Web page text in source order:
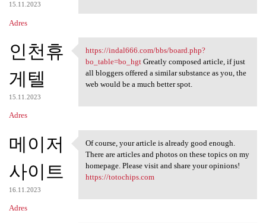
15.11.2023
Adres
인천휴
게텔
15.11.2023
Adres
https://indal666.com/bbs
https://indal666.com/bbs/board.php?
bo_table=bo_hgtGreatly composed article, if just
all bloggers offered a similar substance as you, the
web would be a much better spot.
메이저
사이트
16.11.2023
Adres
Of course, your article is
Of course, your article is already good enough.
There are articles and photos on these topics on my
homepage. Please visit and share your opinions!
https://totochips.com